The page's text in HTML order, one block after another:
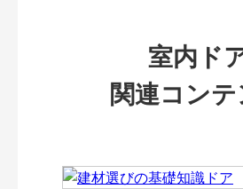
室内ド
関連コン